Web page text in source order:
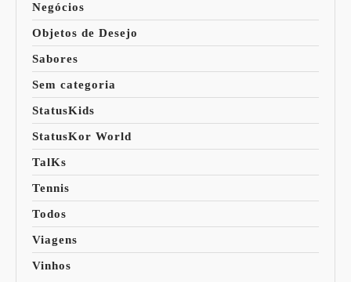
Negócios
Objetos de Desejo
Sabores
Sem categoria
StatusKids
StatusKor World
TalKs
Tennis
Todos
Viagens
Vinhos